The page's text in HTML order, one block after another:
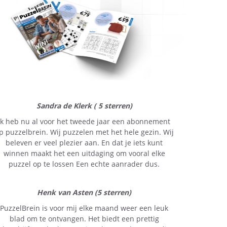
Sandra de Klerk ( 5 sterren)
heb nu al voor het tweede jaar een abonnement
puzzelbrein. Wij puzzelen met het hele gezin. Wij
beleven er veel plezier aan. En dat je iets kunt
winnen maakt het een uitdaging om vooral elke
puzzel op te lossen Een echte aanrader dus.
Henk van Asten (5 sterren)
PuzzelBrein is voor mij elke maand weer een leuk
blad om te ontvangen. Het biedt een prettig